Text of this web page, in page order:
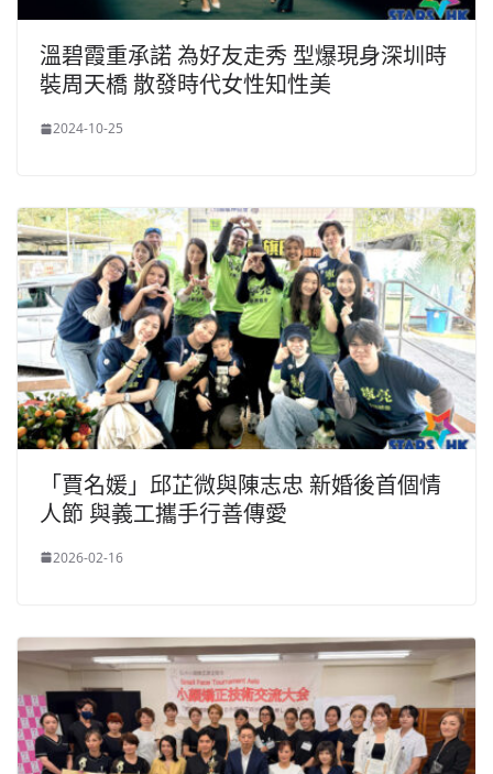
溫碧霞重承諾 為好友走秀 型爆現身深圳時
裝周天橋 散發時代女性知性美
2024-10-25
「賈名媛」邱芷微與陳志忠 新婚後首個情
人節 與義工攜手行善傳愛
2026-02-16